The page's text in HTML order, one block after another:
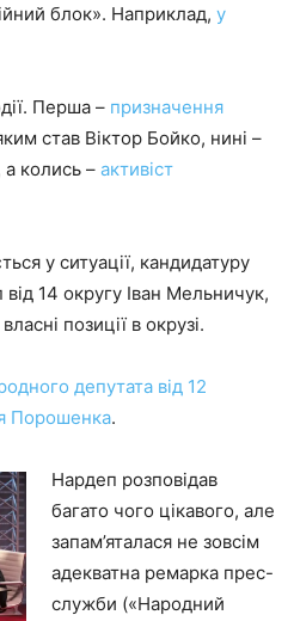
блок». Наприклад, у
Перша – призначення
став Віктор Бойко, нині –
а колись – активіст
у ситуації, кандидатуру
14 округу Іван Мельничук,
позиції в окрузі.
депутата від 12
Порошенка.
Нардеп розповідав
багато чого цікавого, але
запам’яталася не зовсім
адекватна ремарка прес-
служби («Народний